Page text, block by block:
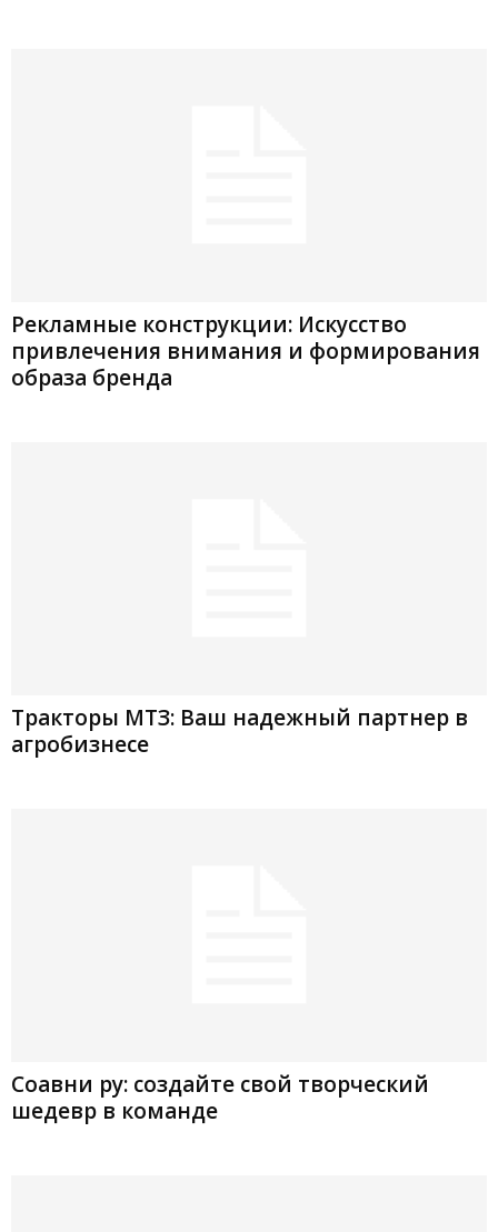
Рекламные конструкции: Искусство
привлечения внимания и формирования
образа бренда
Тракторы МТЗ: Ваш надежный партнер в
агробизнесе
Соавни ру: создайте свой творческий
шедевр в команде